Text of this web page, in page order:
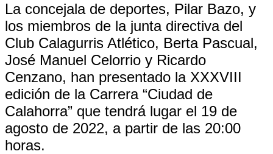
La concejala de deportes, Pilar Bazo, y
los miembros de la junta directiva del
Club Calagurris Atlético, Berta Pascual,
José Manuel Celorrio y Ricardo
Cenzano, han presentado la XXXVIII
edición de la Carrera “Ciudad de
Calahorra” que tendrá lugar el 19 de
agosto de 2022, a partir de las 20:00
horas.